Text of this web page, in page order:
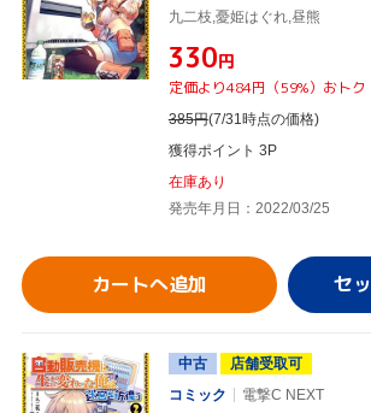
九二枝,憂姫はぐれ,昼熊
¥330円
定価より484円（59%）おトク
385円(7/31時点の価格)
獲得ポイント 3P
在庫あり
発売年月日：2022/03/25
カートへ追加
中古
店舗受取可
コミック
電撃C NEXT